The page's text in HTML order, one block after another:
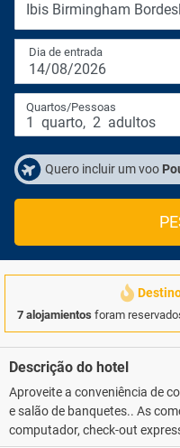
Ibis Birmingham
Dia de entrada
14/08/2026
Quartos/Pessoas
1 quarto, 2 adultos
Quero incluir um voo
7 alojamientos foram
Descrição do hotel
Aproveite a conveniência de
e salão de banquetes.. As
computador, check-out